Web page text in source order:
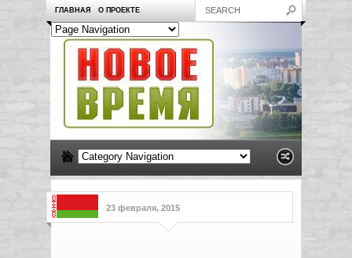
ГЛАВНАЯ О ПРОЕКТЕ
23 февраля, 2015